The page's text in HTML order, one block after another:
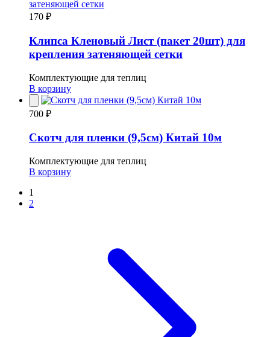
170 ₽
Клипса Кленовый Лист (пакет 20шт) для
крепления затеняющей сетки
Комплектующие для теплиц
В корзину
700 ₽
Скотч для пленки (9,5см) Китай 10м
Комплектующие для теплиц
В корзину
Пагинация
записей
1
2